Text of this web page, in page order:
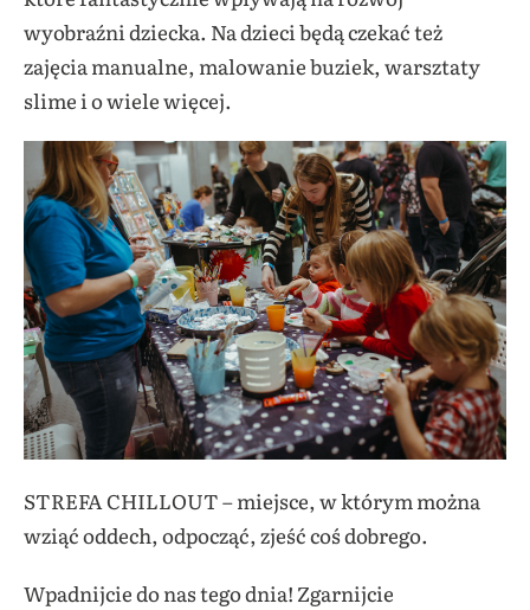
wyobraźni dziecka. Na dzieci będą czekać też
zajęcia manualne, malowanie buziek, warsztaty
slime i o wiele więcej.
STREFA CHILLOUT – miejsce, w którym można
wziąć oddech, odpocząć, zjeść coś dobrego.
Wpadnijcie do nas tego dnia! Zgarnijcie